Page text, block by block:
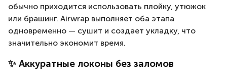
обычно приходится использовать плойку, утюжок
или брашинг. Airwrap выполняет оба этапа
одновременно — сушит и создает укладку, что
значительно экономит время.
✨ Аккуратные локоны без заломов